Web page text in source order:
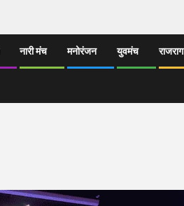
नारी मंच मनोरंजन युवमंच राजराग